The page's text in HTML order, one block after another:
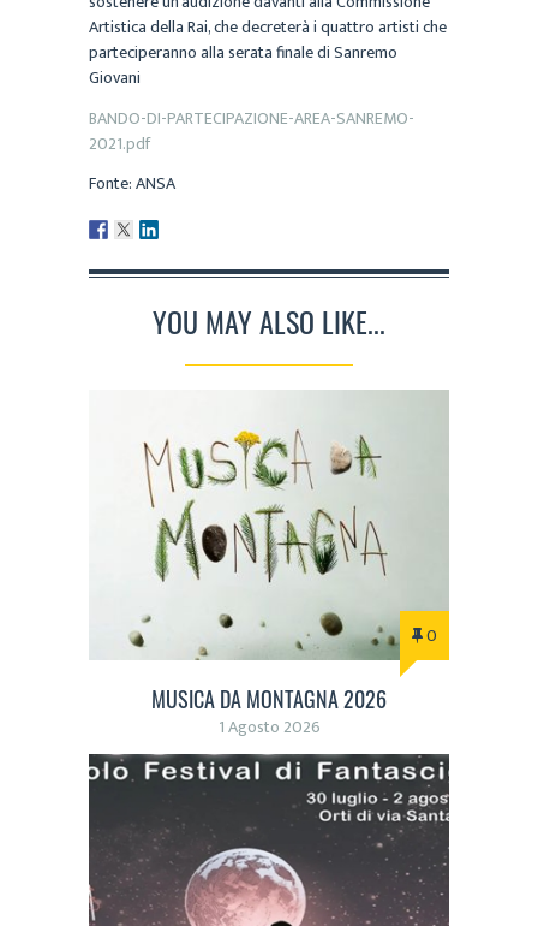
Artistica della Rai, che decreterà i quattro artisti che
parteciperanno alla serata finale di Sanremo
Giovani
BANDO-DI-PARTECIPAZIONE-AREA-SANREMO-
2021.pdf
Fonte: ANSA
YOU MAY ALSO LIKE...
0
MUSICA DA MONTAGNA 2026
1 Agosto 2026